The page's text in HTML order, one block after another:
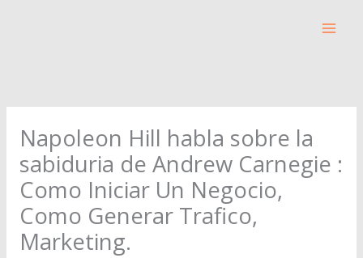
Napoleon Hill habla sobre la
sabiduria de Andrew Carnegie :
Como Iniciar Un Negocio,
Como Generar Trafico,
Marketing.